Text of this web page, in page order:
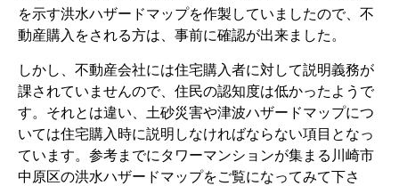
を示す洪水ハザードマップを作製していましたので、不
動産購入をされる方は、事前に確認が出来ました。
しかし、不動産会社には住宅購入者に対して説明義務が
課されていませんので、住民の認知度は低かったようで
す。それとは違い、土砂災害や津波ハザードマップにつ
いては住宅購入時に説明しなければならない項目となっ
ています。参考までにタワーマンションが集まる川崎市
中原区の洪水ハザードマップをご覧になってみて下さ